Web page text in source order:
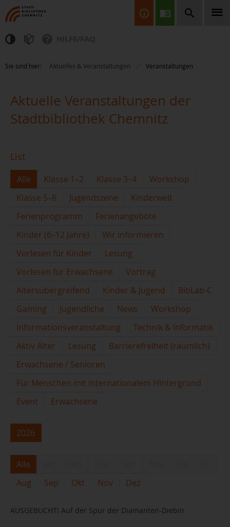
Finden Sie Informationen, Bücher, CDs & DVDs, Spiele, BluRays,
Zeitschriften und vieles mehr...
Sie sind hier: Aktuelles & Veranstaltungen Veranstaltungen
Aktuelle Veranstaltungen der
Stadtbibliothek Chemnitz
List
Alle Klasse 1–2 Klasse 3–4
Workshop
Klasse 5–6
Jugendszene
Kinderwelt
Ferienprogramm
Ferienangebote
Kinder (6–12 Jahre)
Wir informieren
Vorlesen für Kinder
Lesung
Vorlesen für Erwachsene
Vortrag
Altersübergreifend
Kinder & Jugend
BibLab-C
Gaming
Jugendliche News
Workshop
Informationsveranstaltung
Technik & Informatik
Aktiv Älter
Lesung
Barrierefreiheit (räumlich)
Erwachsene / Senioren
Für Menschen mit internationalem Hintergrund
Event
Erwachsene
2026
Alle
Aug
Sep Okt Nov Dez
AUSGEBUCHT! Auf der Spur der Diamanten-Diebin